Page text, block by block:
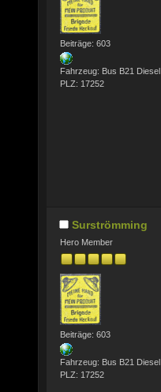
Beiträge: 603
Fahrzeug: Bus B21 Diesel
PLZ: 17252
Surströmming
Hero Member
Beiträge: 603
Fahrzeug: Bus B21 Diesel
PLZ: 17252